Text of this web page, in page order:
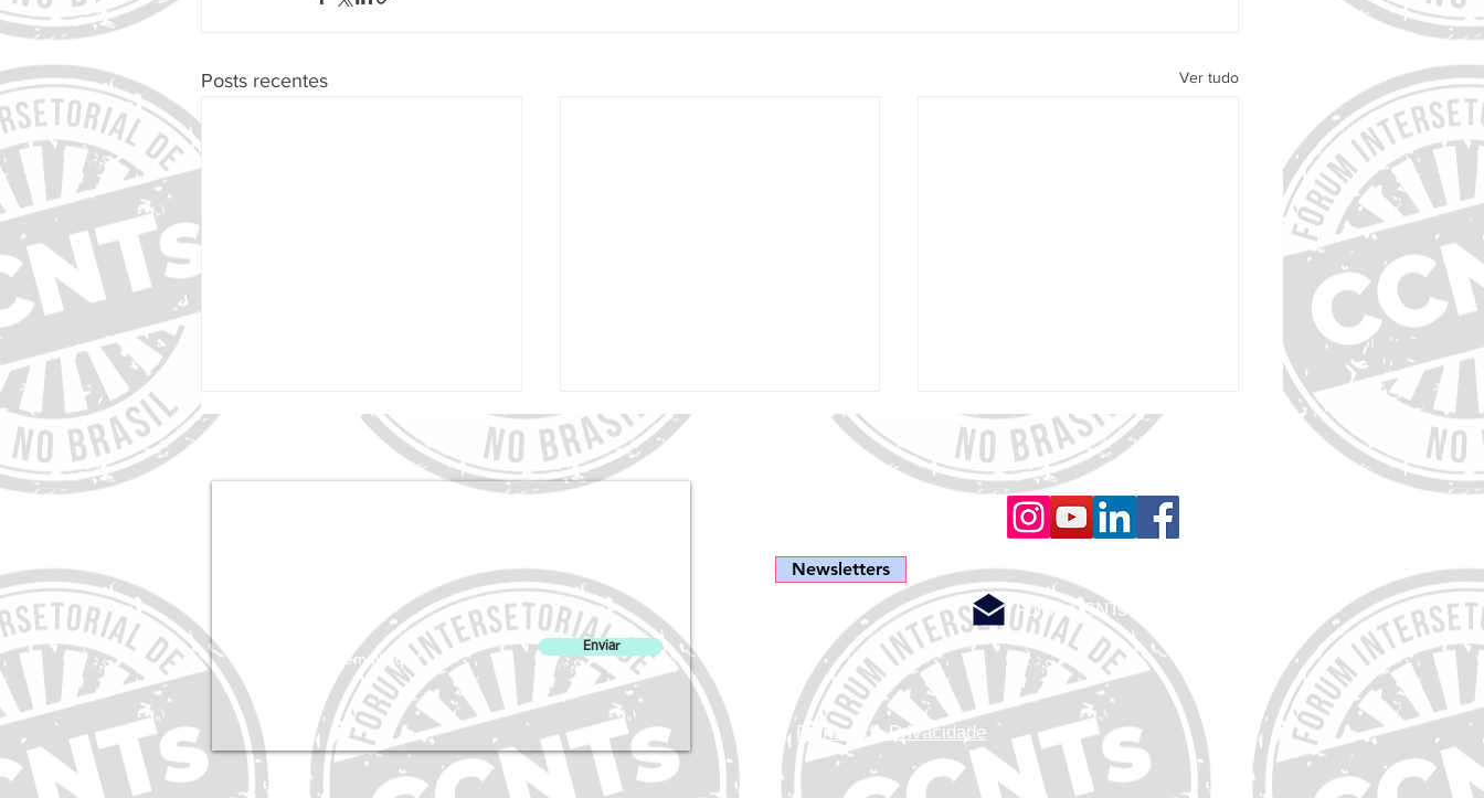
Posts recentes Ver tudo
FórumCCNTs Endossa Relatório Global da
NCD Alliance sobre Acesso a
Medicamentos, Diagnósticos e
Dispositivos Médicos para CCNTs
FórumCCNTs fortalece diálogo no 1º
Encontro ANAD de Influencers em
Diabetes
Manual de Advocacy em Câncer de
Mama UICC
Enviar
Newsletters
ForumCCNTs@gmail.com
Política de Privacidade